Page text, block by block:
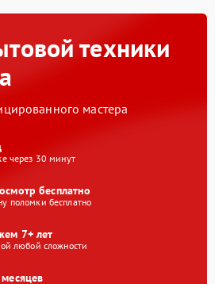
техники
мастера
через 30 минут
бесплатно
поломки бесплатно
7+ лет
любой сложности